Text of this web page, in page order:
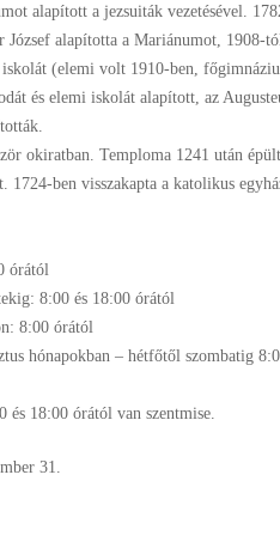
alapított a jezsuiták vezetésével.
alapította a Mariánumot, 1908-
(elemi volt 1910-ben,
és elemi iskolát alapított, az
okiratban. Temploma 1241 után
1724-ben visszakapta a katolikus
órától
8:00 és 18:00 órától
órától
hónapokban – hétfőtől szombatig
és 18:00 órától van szentmise.
31.